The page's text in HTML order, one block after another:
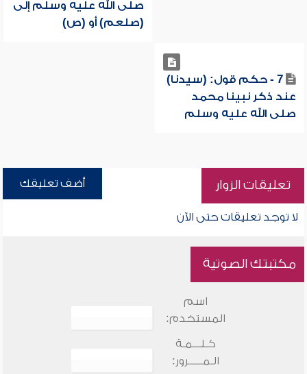
صلى الله عليه وسلم إلى
(صلعم) أو (ص)
7 - حكم قول: (سيدنا)
عند ذكر نبينا محمد
صلى الله عليه وسلم
تعليقات الزوار أضف تعليقك
لا توجد تعليقات حتى الآن
مكتبتك الصوتية
اسم
المستخدم:
كـلـــمـة
الـمـــــرور: